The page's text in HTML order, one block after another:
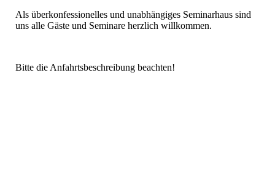
Als überkonfessionelles und unabhängiges Seminarhaus sind
uns alle Gäste und Seminare herzlich willkommen.
Bitte die Anfahrtsbeschreibung beachten!